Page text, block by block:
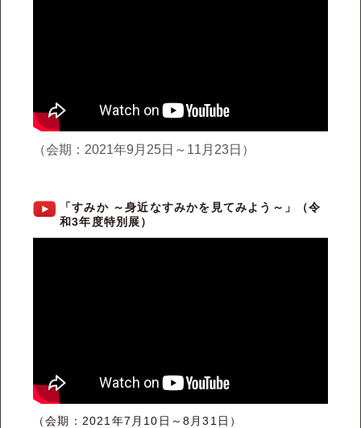
（会期：2021年9月25日～11月23日）
「すみか ～身近なすみかを見てみよう～」（令
和3年度特別展）
（会期：2021年7月10日～8月31日）